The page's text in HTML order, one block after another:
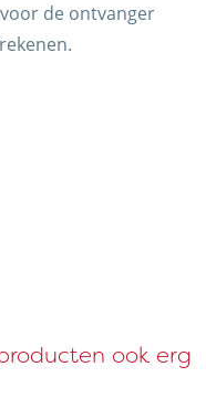
de ontvanger
ook erg